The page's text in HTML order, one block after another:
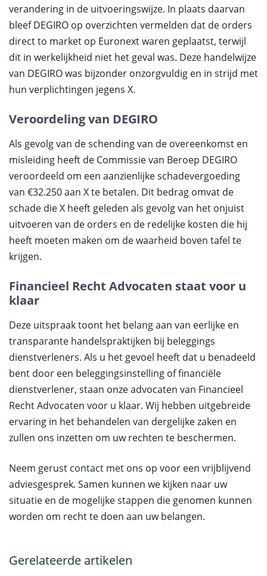
verandering in de uitvoeringswijze. In plaats daarvan
bleef DEGIRO op overzichten vermelden dat de orders
direct to market op Euronext waren geplaatst, terwijl
dit in werkelijkheid niet het geval was. Deze handelwijze
van DEGIRO was bijzonder onzorgvuldig en in strijd met
hun verplichtingen jegens X.
Veroordeling van DEGIRO
Als gevolg van de schending van de overeenkomst en
misleiding heeft de Commissie van Beroep DEGIRO
veroordeeld om een aanzienlijke schadevergoeding
van €32.250 aan X te betalen. Dit bedrag omvat de
schade die X heeft geleden als gevolg van het onjuist
uitvoeren van de orders en de redelijke kosten die hij
heeft moeten maken om de waarheid boven tafel te
krijgen.
Financieel Recht Advocaten staat voor u
klaar
Deze uitspraak toont het belang aan van eerlijke en
transparante handelspraktijken bij beleggings
dienstverleners. Als u het gevoel heeft dat u benadeeld
bent door een beleggingsinstelling of financiële
dienstverlener, staan onze advocaten van Financieel
Recht Advocaten voor u klaar. Wij hebben uitgebreide
ervaring in het behandelen van dergelijke zaken en
zullen ons inzetten om uw rechten te beschermen.
Neem gerust contact met ons op voor een vrijblijvend
adviesgesprek. Samen kunnen we kijken naar uw
situatie en de mogelijke stappen die genomen kunnen
worden om recht te doen aan uw belangen.
Gerelateerde artikelen